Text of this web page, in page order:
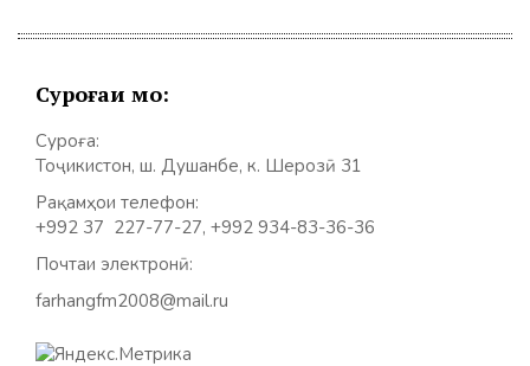
Суроғаи мо:
Суроға:
Тоҷикистон, ш. Душанбе, к. Шерозӣ 31
Рақамҳои телефон:
+992 37 227-77-27, +992 934-83-36-36
Почтаи электронӣ:
farhangfm2008@mail.ru